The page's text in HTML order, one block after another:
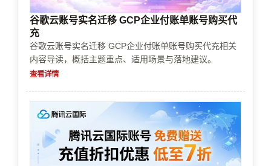
谷歌云账号实名迁移 GCP企业付账单账号购买代
充
谷歌云账号实名迁移 GCP企业付账单账号购买代充相关
内容导读，概括主题重点、适用场景与落地建议。
查看详情